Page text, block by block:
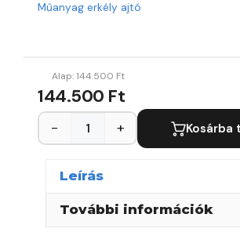
Műanyag erkély ajtó
Alap:144.500 Ft
144.500 Ft
− + Kosárba
Leírás
További információk